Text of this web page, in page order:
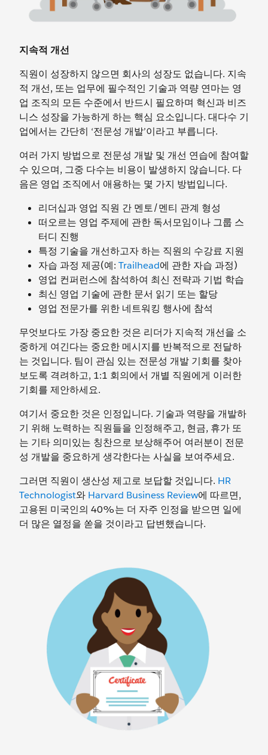
지속적 개선
직원이 성장하지 않으면 회사의 성장도 없습니다. 지속
적 개선, 또는 업무에 필수적인 기술과 역량 연마는 영
업 조직의 모든 수준에서 반드시 필요하며 혁신과 비즈
니스 성장을 가능하게 하는 핵심 요소입니다. 대다수 기
업에서는 간단히 ‘전문성 개발’이라고 부릅니다.
여러 가지 방법으로 전문성 개발 및 개선 연습에 참여할
수 있으며, 그중 다수는 비용이 발생하지 않습니다. 다
음은 영업 조직에서 애용하는 몇 가지 방법입니다.
리더십과 영업 직원 간 멘토/멘티 관계 형성
떠오르는 영업 주제에 관한 독서모임이나 그룹 스
터디 진행
특정 기술을 개선하고자 하는 직원의 수강료 지원
자습 과정 제공(예: Trailhead에 관한 자습 과정)
영업 컨퍼런스에 참석하여 최신 전략과 기법 학습
최신 영업 기술에 관한 문서 읽기 또는 할당
영업 전문가를 위한 네트워킹 행사에 참석
무엇보다도 가장 중요한 것은 리더가 지속적 개선을 소
중하게 여긴다는 중요한 메시지를 반복적으로 전달하
는 것입니다. 팀이 관심 있는 전문성 개발 기회를 찾아
보도록 격려하고, 1:1 회의에서 개별 직원에게 이러한
기회를 제안하세요.
여기서 중요한 것은 인정입니다. 기술과 역량을 개발하
기 위해 노력하는 직원들을 인정해주고, 현금, 휴가 또
는 기타 의미있는 칭찬으로 보상해주어 여러분이 전문
성 개발을 중요하게 생각한다는 사실을 보여주세요.
그러면 직원이 생산성 제고로 보답할 것입니다. HR
Technologist와 Harvard Business Review에 따르면,
고용된 미국인의 40%는 더 자주 인정을 받으면 일에
더 많은 열정을 쏟을 것이라고 답변했습니다.